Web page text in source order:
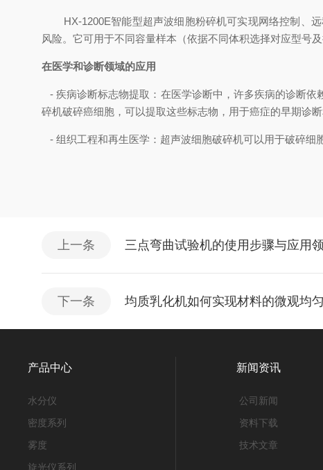
HX-1200E智能型超声波细胞粉碎机可实现网络控制、
风险。它可用于不同容量样本（依据不同体积选择对应型号
在医学和诊断领域的应用
- 疾病诊断标志物提取：在医学诊断中，许多疾病的诊断
碎机破碎癌细胞，可以提取这些标志物，用于癌症的早期诊断
- 组织工程和再生医学：超声波细胞破碎机可以用于破碎细
上一条 三点弯曲试验机的使用步骤与应用
下一条 均质乳化机如何实现材料的微观均
产品中心
水分仪
密度系列
雾度
旋光仪系列
新闻资讯
公司新闻
资料下载
技术文章